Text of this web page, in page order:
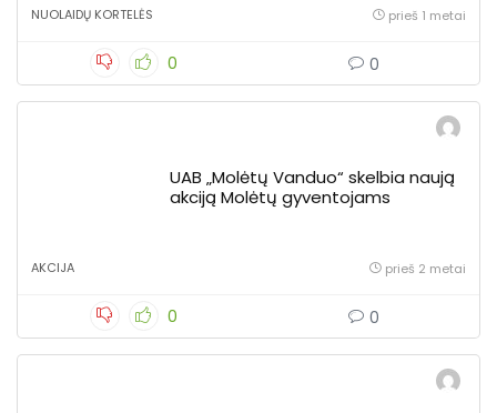
NUOLAIDŲ KORTELĖS prieš 1 metai
0 0
UAB „Molėtų Vanduo“ skelbia naują
akciją Molėtų gyventojams
AKCIJA prieš 2 metai
0 0